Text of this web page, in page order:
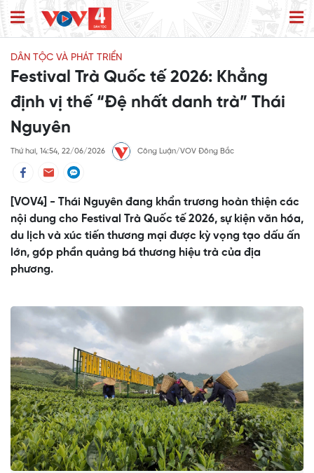
DÂN TỘC VÀ PHÁT TRIỂN
Festival Trà Quốc tế 2026: Khẳng
định vị thế “Đệ nhất danh trà” Thái
Nguyên
Thứ hai, 14:54, 22/06/2026 Công Luận/VOV Đông Bắc
[VOV4] - Thái Nguyên đang khẩn trương hoàn thiện các
nội dung cho Festival Trà Quốc tế 2026, sự kiện văn hóa,
du lịch và xúc tiến thương mại được kỳ vọng tạo dấu ấn
lớn, góp phần quảng bá thương hiệu trà của địa
phương.